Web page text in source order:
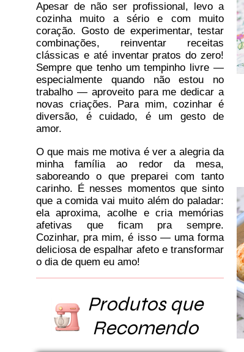
Apesar de não ser profissional, levo a
cozinha muito a sério e com muito
coração. Gosto de experimentar, testar
combinações, reinventar receitas
clássicas e até inventar pratos do zero!
Sempre que tenho um tempinho livre —
especialmente quando não estou no
trabalho — aproveito para me dedicar a
novas criações. Para mim, cozinhar é
diversão, é cuidado, é um gesto de
amor.
O que mais me motiva é ver a alegria da
minha família ao redor da mesa,
saboreando o que preparei com tanto
carinho. É nesses momentos que sinto
que a comida vai muito além do paladar:
ela aproxima, acolhe e cria memórias
afetivas que ficam pra sempre.
Cozinhar, pra mim, é isso — uma forma
deliciosa de espalhar afeto e transformar
o dia de quem eu amo!
Produtos que
Recomendo